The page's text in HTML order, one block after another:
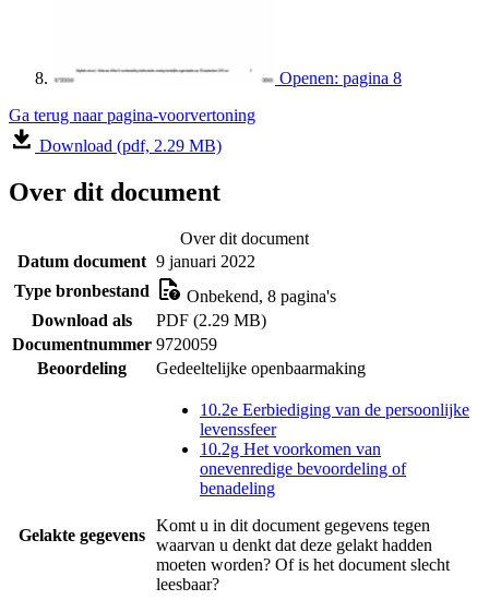
Openen: pagina 8
Ga terug naar pagina-voorvertoning
Download (pdf, 2.29 MB)
Over dit document
Over dit document
Datum document 9 januari 2022
Type bronbestand
Onbekend, 8 pagina's
Download als
PDF (2.29 MB)
Documentnummer 9720059
Beoordeling
Gedeeltelijke openbaarmaking
Gelakte gegevens
10.2e Eerbiediging van de persoonlijke
levenssfeer
10.2g Het voorkomen van
onevenredige bevoordeling of
benadeling
Komt u in dit document gegevens tegen
waarvan u denkt dat deze gelakt hadden
moeten worden? Of is het document slecht
leesbaar?